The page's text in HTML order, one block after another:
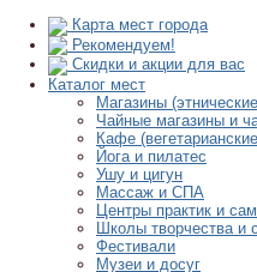
Карта мест города
Рекомендуем!
Скидки и акции для вас
Каталог мест
Магазины
Чайные магазины и
Кафе
Йога и пилатес
Ушу и цигун
Массаж и СПА
Центры практик и
Школы творчества и
Фестивали
Музеи и досуг